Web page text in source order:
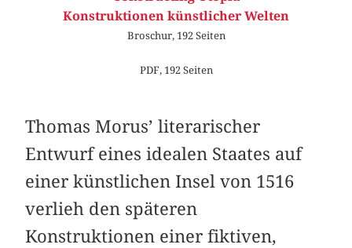
Konstruktionen künstlicher Welten
Broschur, 192 Seiten
PDF, 192 Seiten
Thomas Morus’ literarischer
Entwurf eines idealen Staates auf
einer künstlichen Insel von 1516
verlieh den späteren
Konstruktionen einer fiktiven,